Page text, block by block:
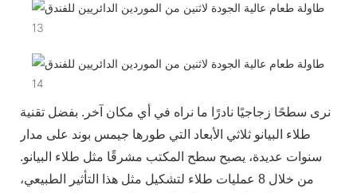
نرى سطحًا زجاجيًا نادرًا ما نراه في أي مكان آخر. بفضل تقنية
طلاء البيانو ثلاثي الأبعاد التي طورها جيمس بوند على مدار
سنوات عديدة، يصبح سطح المكتب مشرقًا مثل طلاء البيانو.
من خلال 8 عمليات طلاء لتشكيل مثل هذا التأثير الطبيعي،